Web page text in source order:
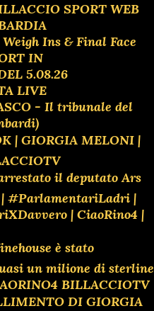
SPORT WEB
Ins & Final Face
IN
5.08.26
LIVE
- Il tribunale del
| GIORGIA MELONI |
il deputato Ars
#ParlamentariLadri |
| CiaoRino4 |
è stato
un milione di sterline
BILLACCIOTV
DI GIORGIA